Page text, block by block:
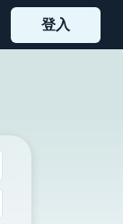
登入